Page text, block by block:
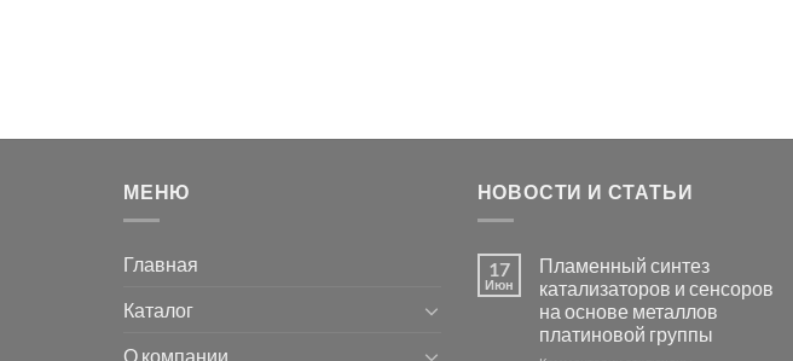
МЕНЮ
Главная
Каталог
О компании
НОВОСТИ И СТАТЬИ
17
Июн
Пламенный синтез
катализаторов и сенсоров
на основе металлов
платиновой группы